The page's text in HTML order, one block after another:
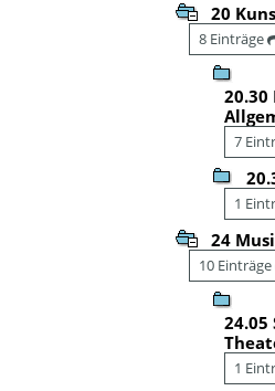
20
8 Einträge
20.30
7
1
24
10 Einträge
24.05
1